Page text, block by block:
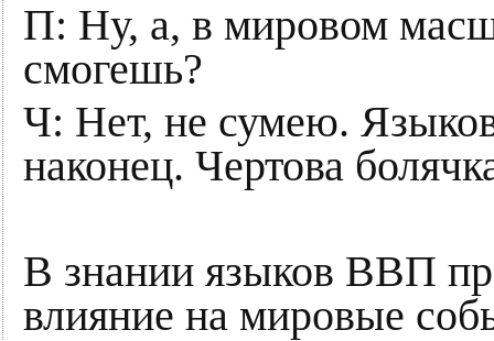
П: Ну, а, в мировом
смогешь?
Ч: Нет, не сумею.
наконец. Чертова
В знании языков ВВП
влияние на мировые